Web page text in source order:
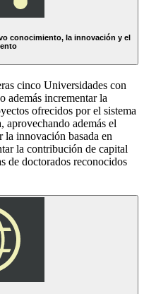
conocimiento, la innovación y el
cinco Universidades con
además incrementar la
ofrecidos por el sistema
además el
la innovación basada en
la contribución de capital
de doctorados reconocidos